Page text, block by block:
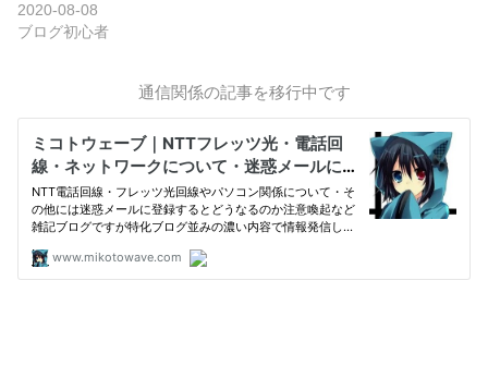
2020-08-08
ブログ初心者
通信関係の記事を移行中です